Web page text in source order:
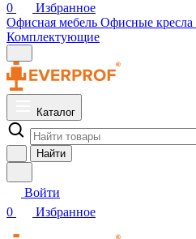
0
Избранное
Офисная мебель Офисные кресла
Комплектующие
Каталог
Найти
Войти
0
Избранное